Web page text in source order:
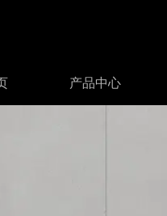
产品中心